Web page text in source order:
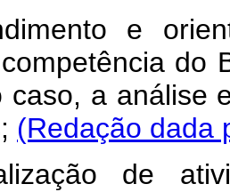
e
do
caso, a análise
(Redação dada
de